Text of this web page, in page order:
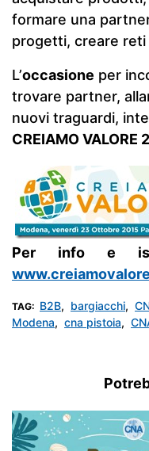
formare una
progetti, creare reti
L’occasione per
trovare partner,
nuovi traguardi,
CREIAMO VALORE
Per info e
TAG: B2B, bargiacchi,
Modena, cna pistoia,